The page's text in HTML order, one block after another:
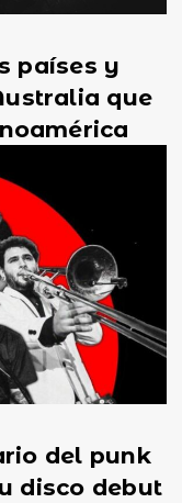
países y
que
del punk
disco debut